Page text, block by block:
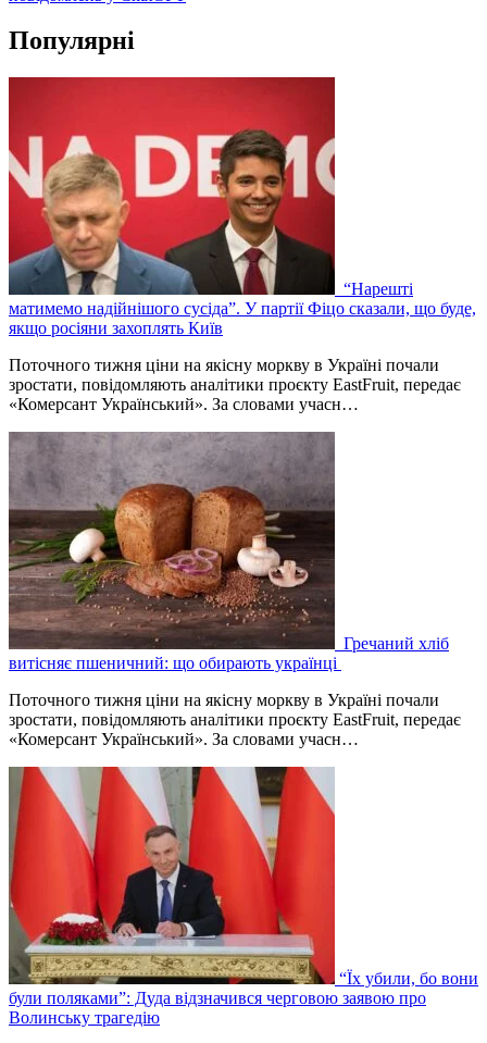
Популярні
“Нарешті
матимемо надійнішого сусіда”. У партії Фіцо сказали, що буде,
якщо росіяни захоплять Київ
Поточного тижня ціни на якісну моркву в Україні почали
зростати, повідомляють аналітики проєкту EastFruit, передає
«Комерсант Український». За словами учасн…
Гречаний хліб
витісняє пшеничний: що обирають українці
Поточного тижня ціни на якісну моркву в Україні почали
зростати, повідомляють аналітики проєкту EastFruit, передає
«Комерсант Український». За словами учасн…
“Їх убили, бо вони
були поляками”: Дуда відзначився черговою заявою про
Волинську трагедію